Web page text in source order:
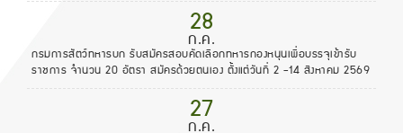
28
ก.ค.
กรมการสัตว์ทหารบก รับสมัครสอบคัดเลือกทหารกองหนุนเพื่อบรรจุเข้ารับ
ราชการ จำนวน 20 อัตรา สมัครด้วยตนเอง ตั้งแต่วันที่ 2 -14 สิงหาคม 2569
27
ก.ค.